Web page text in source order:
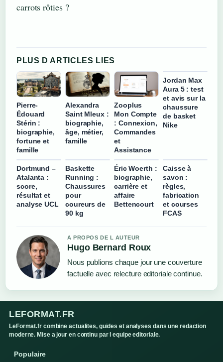
carrots rôties ?
PLUS D ARTICLES LIES
Pierre-
Édouard
Stérin :
biographie,
fortune et
famille
Alexandra
Saint Mleux :
biographie,
âge, métier,
famille
Zooplus
Mon Compte
: Connexion,
Commandes
et
Assistance
Jordan Max
Aura 5 : test
et avis sur la
chaussure
de basket
Nike
Dortmund –
Atalanta :
score,
résultat et
analyse UCL
Baskette
Running :
Chaussures
pour
coureurs de
90 kg
Éric Woerth :
biographie,
carrière et
affaire
Bettencourt
Caisse à
savon :
règles,
fabrication
et courses
FCAS
A PROPOS DE L AUTEUR
Hugo Bernard Roux
Nous publions chaque jour une couverture
factuelle avec relecture editoriale continue.
LEFORMAT.FR
LeFormat.fr combine actualites, guides et analyses dans une redaction
moderne. Mise a jour en continu par l equipe editoriale.
Populaire